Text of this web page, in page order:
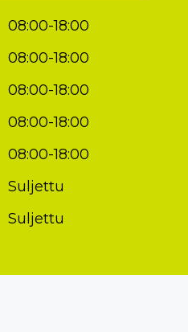
08:00-18:00
08:00-18:00
08:00-18:00
08:00-18:00
08:00-18:00
Suljettu
Suljettu